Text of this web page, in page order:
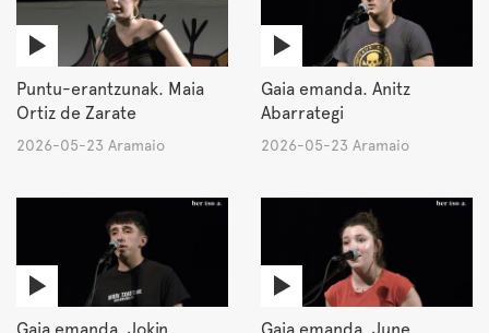
Puntu-erantzunak. Maia
Ortiz de Zarate
2026-05-23 Aramaio
Gaia emanda. Anitz
Abarrategi
2026-05-23 Aramaio